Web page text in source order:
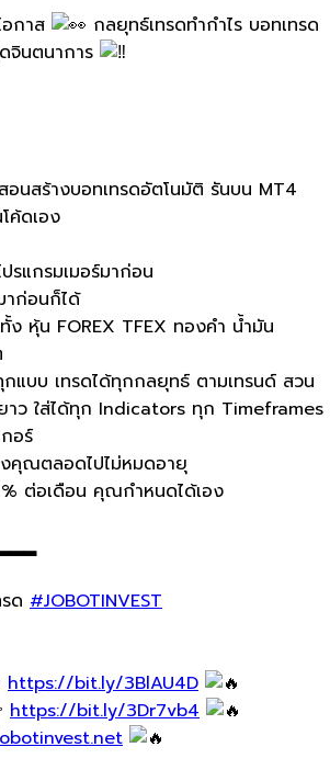
กาส
กลยุทธ์​เทรดทำกำไร​ บอทเทรด
จินตนาการ​
นสร้าง​บอทเทรดอัตโนม​ัติ​ รันบน​ MT4
ค้ดเอง
รแกรมเมอร์​มาก่อน
าก่อนก็ได้
ง​ หุ้น​ FOREX TFEX​ ทองคำ​ น้ำมัน​
แบบ​ เทรดได้ทุกกลยุทธ์​ ตามเทรนด์​ สวน
าว​ ใส่ได้ทุก​ Indicators​ ทุก​ Timeframes
อร์
คุณตลอดไปไม่หมดอายุ
ต่อเดือน​ คุณกำหนดได้เอง
ด​ #JOBOTINVEST
https://bit.ly/3BlAU4D
https://bit.ly/3Dr7vb4